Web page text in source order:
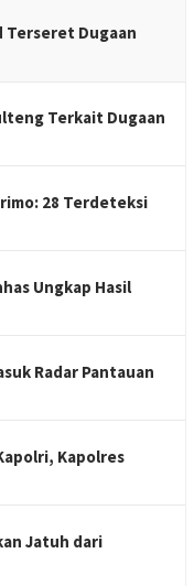
Terseret Dugaan
Terkait Dugaan
28 Terdeteksi
Ungkap Hasil
Radar Pantauan
Kapolres
Jatuh dari